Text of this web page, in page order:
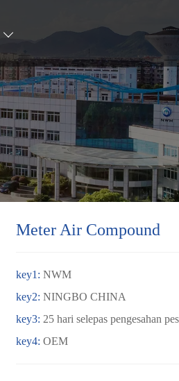
Meter Air Compound
key1: NWM
key2: NINGBO CHINA
key3: 25 hari selepas pengesahan
key4: OEM